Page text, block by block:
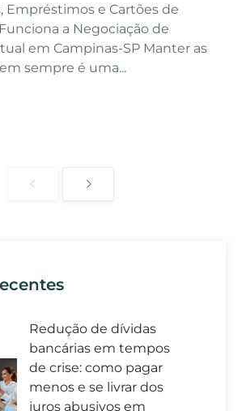
Empréstimos e Cartões de
a Negociação de
em Campinas-SP Manter as
sempre é uma...
Redução de dívidas
bancárias em tempos
de crise: como pagar
menos e se livrar dos
juros abusivos em